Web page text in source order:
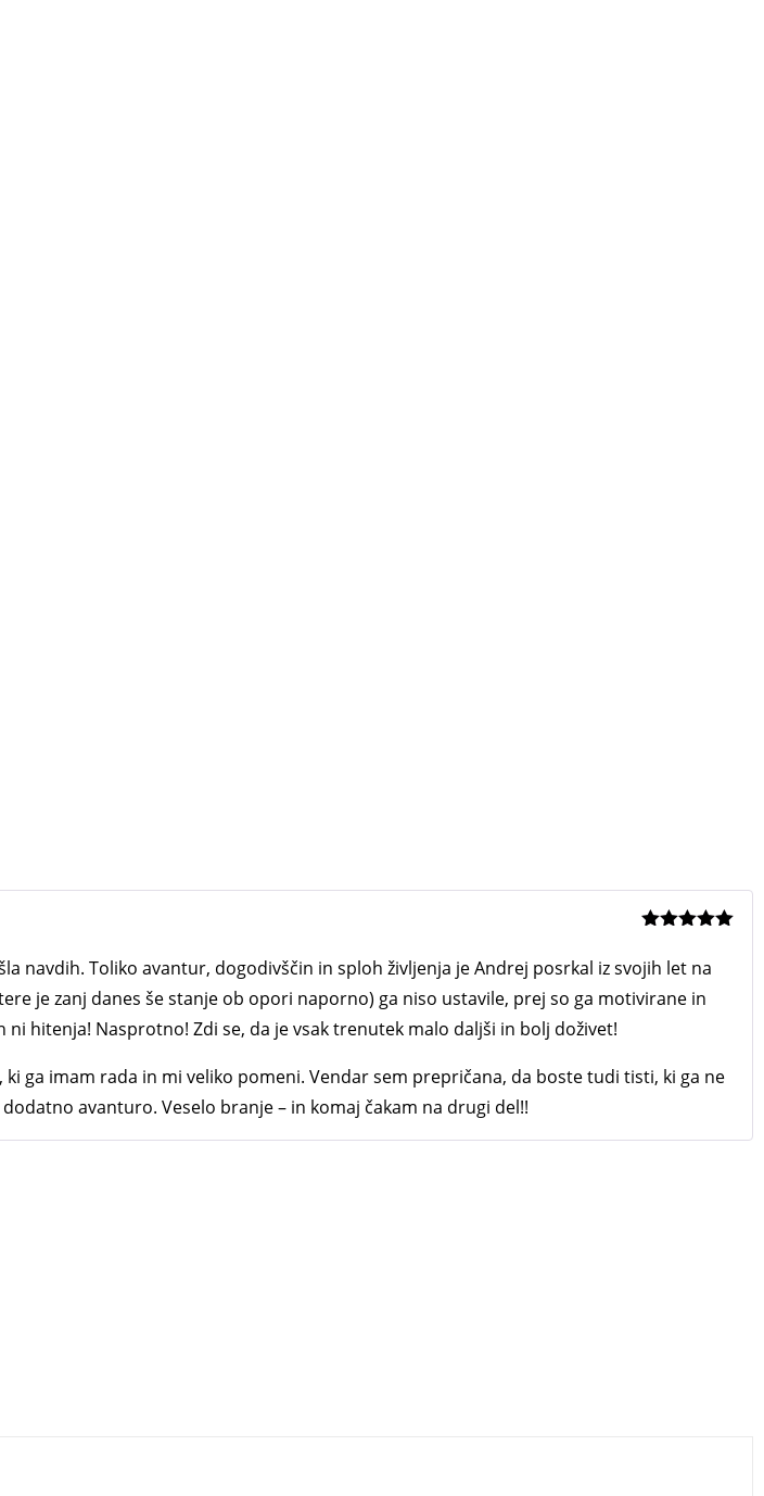
od 5
navdih. Toliko avantur, dogodivščin in sploh življenja je Andrej posrkal iz svojih let na
je zanj danes še stanje ob opori naporno) ga niso ustavile, prej so ga motivirane in
hitenja! Nasprotno! Zdi se, da je vsak trenutek malo daljši in bolj doživet!
ga imam rada in mi veliko pomeni. Vendar sem prepričana, da boste tudi tisti, ki ga ne
avanturo. Veselo branje – in komaj čakam na drugi del!!